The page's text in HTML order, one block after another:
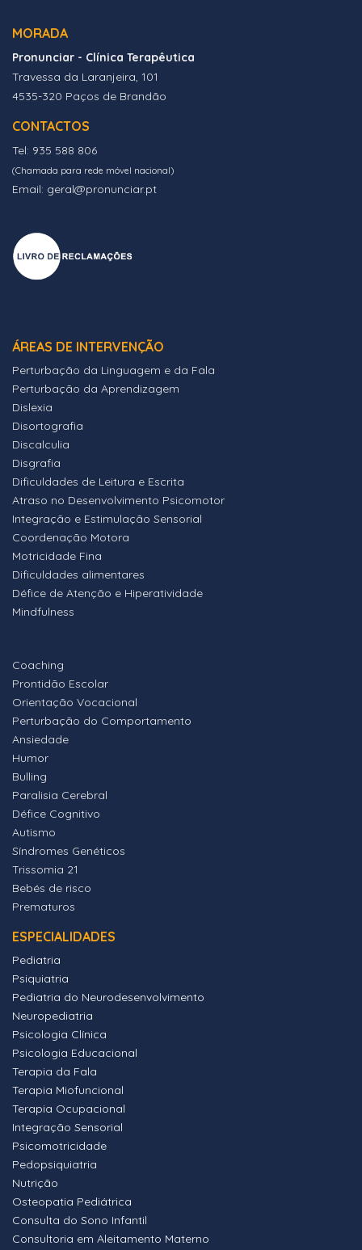
MORADA
Pronunciar - Clínica Terapêutica
Travessa da Laranjeira, 101
4535-320 Paços de Brandão
CONTACTOS
Tel: 935 588 806
(Chamada para rede móvel nacional)
Email: geral@pronunciar.pt
ÁREAS DE INTERVENÇÃO
Perturbação da Linguagem e da Fala
Perturbação da Aprendizagem
Dislexia
Disortografia
Discalculia
Disgrafia
Dificuldades de Leitura e Escrita
Atraso no Desenvolvimento Psicomotor
Integração e Estimulação Sensorial
Coordenação Motora
Motricidade Fina
Dificuldades alimentares
Défice de Atenção e Hiperatividade
Mindfulness
Coaching
Prontidão Escolar
Orientação Vocacional
Perturbação do Comportamento
Ansiedade
Humor
Bulling
Paralisia Cerebral
Défice Cognitivo
Autismo
Síndromes Genéticos
Trissomia 21
Bebés de risco
Prematuros
ESPECIALIDADES
Pediatria
Psiquiatria
Pediatria do Neurodesenvolvimento
Neuropediatria
Psicologia Clínica
Psicologia Educacional
Terapia da Fala
Terapia Miofuncional
Terapia Ocupacional
Integração Sensorial
Psicomotricidade
Pedopsiquiatria
Nutrição
Osteopatia Pediátrica
Consulta do Sono Infantil
Consultoria em Aleitamento Materno